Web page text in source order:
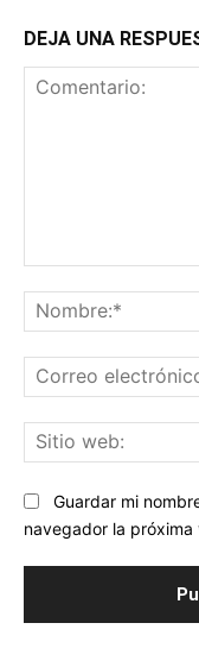
DEJA UNA
Guardar mi
navegador la